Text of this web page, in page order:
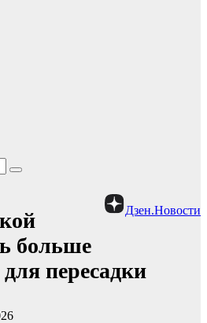
Дзен.Новости
больше
пересадки